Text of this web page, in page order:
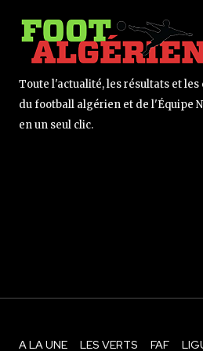
Toute l'actualité, les résultats et les
du football algérien et de l'Équipe
en un seul clic.
A LA UNE LES VERTS FAF